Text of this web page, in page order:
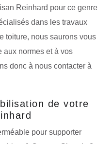
Reinhard pour ce genre
dans les travaux
toiture, nous saurons vous
aux normes et à vos
donc à nous contacter à
de votre
pour supporter